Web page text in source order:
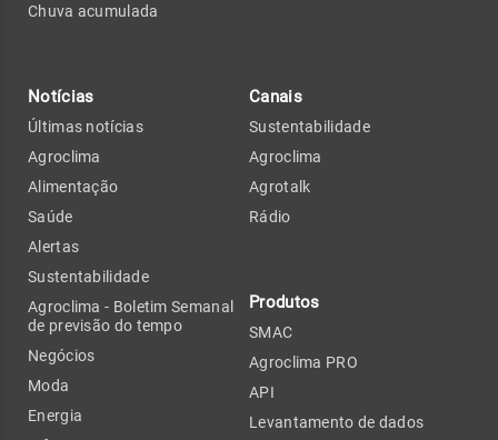
Chuva acumulada
Notícias
Últimas notícias
Agroclima
Alimentação
Saúde
Alertas
Sustentabilidade
Agroclima - Boletim Semanal
de previsão do tempo
Negócios
Moda
Energia
Canais
Sustentabilidade
Agroclima
Agrotalk
Rádio
Produtos
SMAC
Agroclima PRO
API
Levantamento de dados